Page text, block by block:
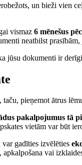
un bieži vien
vismaz 6 mēnešus
neatbilst
jūsu dokumenti ir
pieņemot ātrus
pakalpojumus tā
vietām var būt
gadīties izvēlēties
vai